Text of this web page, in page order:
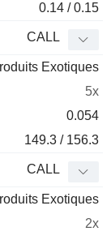
0.14 / 0.15
CALL
Exotiques
5x
0.054
149.3 / 156.3
CALL
Exotiques
2x